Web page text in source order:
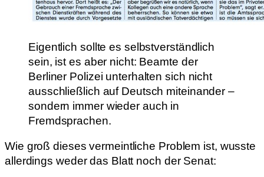
Eigentlich sollte es selbstverständlich
sein, ist es aber nicht: Beamte der
Berliner Polizei unterhalten sich nicht
ausschließlich auf Deutsch miteinander –
sondern immer wieder auch in
Fremdsprachen.
Wie groß dieses vermeintliche Problem ist, wusste
allerdings weder das Blatt noch der Senat: